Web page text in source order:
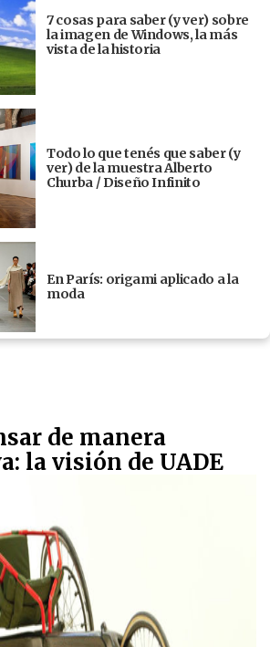
7 cosas para saber (y ver) sobre
la imagen de Windows, la más
vista de la historia
Todo lo que tenés que saber (y
ver) de la muestra Alberto
Churba / Diseño Infinito
En París: origami aplicado a la
moda
de manera
la visión de UADE